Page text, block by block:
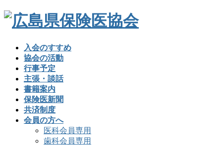
入会のすすめ
協会の活動
行事予定
主張・談話
書籍案内
保険医新聞
共済制度
会員の方へ
医科会員専用
歯科会員専用